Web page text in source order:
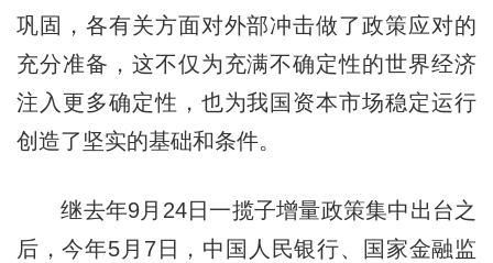
巩固，各有关方面对外部冲击做了政策应对的
充分准备，这不仅为充满不确定性的世界经济
注入更多确定性，也为我国资本市场稳定运行
创造了坚实的基础和条件。
继去年9月24日一揽子增量政策集中出台之
后，今年5月7日，中国人民银行、国家金融监